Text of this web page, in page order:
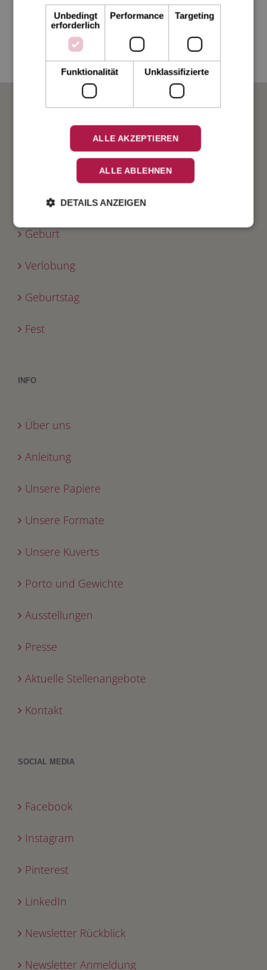
veredeln.
Bogen mit 12 Weihnachtsschlitten
pro Stück 8 x 3,5 cm
BELIEBTE ANLÄSSE
Taufe
Geburt
Verlobung
Geburtstag
Fest
INFO
Über uns
Anleitung
Unsere Papiere
Unsere Formate
Unsere Kuverts
Porto und Gewichte
Ausstellungen
Presse
Aktuelle Stellenangebote
Kontakt
SOCIAL MEDIA
Facebook
Instagram
Pinterest
LinkedIn
Newsletter Rückblick
Newsletter Anmeldung
Unbedingt
erforderlich
Performance Targeting
Funktionalität Unklassifizierte
ALLE AKZEPTIEREN
ALLE ABLEHNEN
DETAILS ANZEIGEN